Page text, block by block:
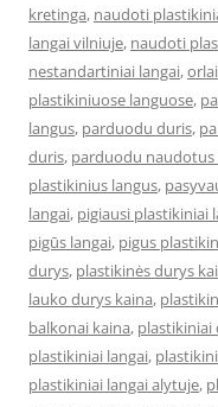
kretinga, naudoti
langai vilniuje, naudoti
nestandartiniai langai,
plastikiniuose languose,
langus, parduodu duris,
duris, parduodu naudotus
plastikinius langus,
langai, pigiausi plastikiniai
pigūs langai, pigus
durys, plastikinės durys
lauko durys kaina,
balkonai kaina, plastikiniai
plastikiniai langai,
plastikiniai langai alytuje,